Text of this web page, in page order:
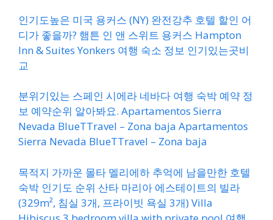
인기도높은 미국 용커스 (NY) 완전강추 호텔 할인 어
디가 좋을까? 햄튼 인 앤 스위트 용커스 Hampton
Inn & Suites Yonkers 여행 숙소 정보 인기있는곳비
교
분위기있는 스페인 시에라 네바다 여행 숙박 예약 정
보 예약순위 알아봐요. Apartamentos Sierra
Nevada BlueTTravel – Zona baja Apartamentos
Sierra Nevada BlueTTravel – Zona baja
목적지 가까운 몰타 멜리에하 추억에 남을만한 호텔
숙박 인기도 순위 산타 마리아 에스테이트의 빌라
(329m², 침실 3개, 프라이빗 욕실 3개) Villa